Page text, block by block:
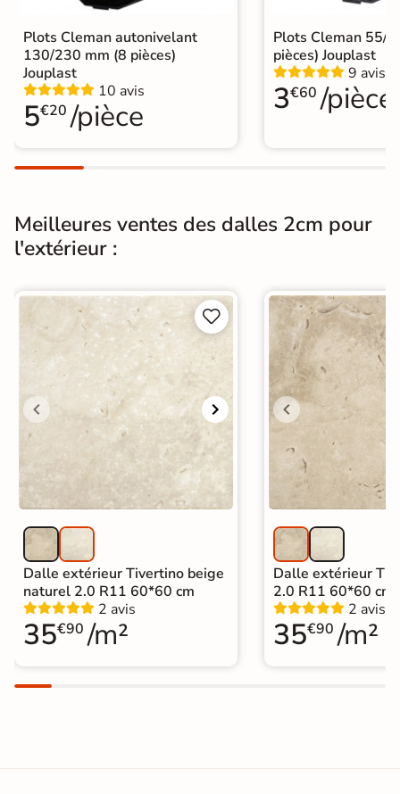
Pose
A coller sur chape
A poser sur plot
A poser directement sur sable, gravier
Normes
Origine Espagne
Catégories
Carrelage 60x120 |Carrelage Gris|
Carrelage sur plot effet pierre
|
Carrelage extérieur grand format
Plots Cleman autonivelant
130/230 mm (8 pièces)
Jouplast
10 avis
5€20 /pièce
Plots Cleman 55/
pièces) Jouplast
9 avis
3€60 /pièce
Meilleures ventes des dalles 2cm pour
l'extérieur :


Dalle extérieur Tivertino beige
naturel 2.0 R11 60*60 cm
2 avis
35€90 /m²
Dalle extérieur
2.0 R11 60*60 cm
2 avis
35€90 /m²